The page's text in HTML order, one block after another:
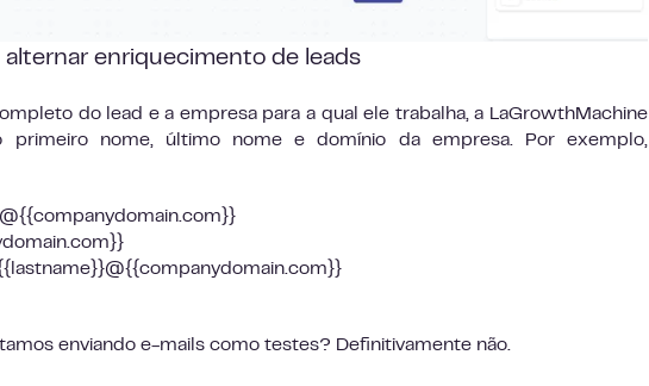
alternar enriquecimento de leads
do lead e a empresa para a qual ele trabalha, a LaGrowthMachine
primeiro nome, último nome e domínio da empresa. Por exemplo,
enviando e-mails como testes? Definitivamente não.